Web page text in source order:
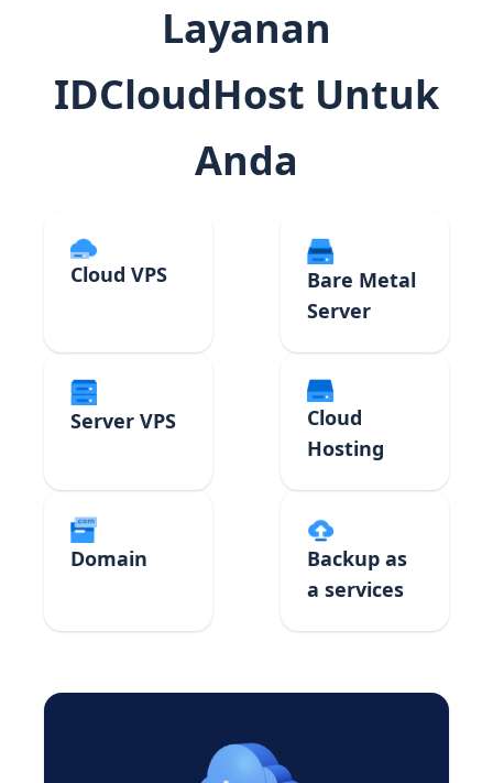
Layanan
IDCloudHost Untuk
Anda
Cloud VPS
Bare Metal
Server
Server VPS
Cloud
Hosting
Domain
Backup as
a services